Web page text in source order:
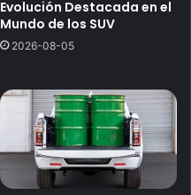
Evolución Destacada en el
Mundo de los SUV
2026-08-05